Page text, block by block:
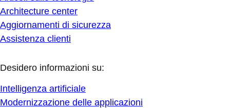
Architecture center
Aggiornamenti di sicurezza
Assistenza clienti
Desidero informazioni su:
Intelligenza artificiale
Modernizzazione delle applicazioni